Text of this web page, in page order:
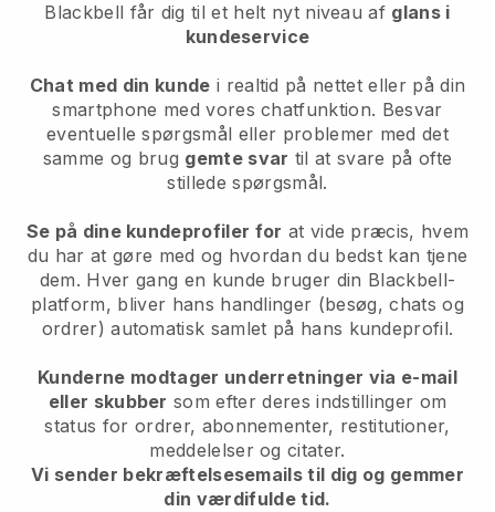
Blackbell får dig til et helt nyt niveau af glans i
kundeservice
Chat med din kunde i realtid på nettet eller på din
smartphone med vores chatfunktion. Besvar
eventuelle spørgsmål eller problemer med det
samme og brug gemte svar til at svare på ofte
stillede spørgsmål.
Se på dine kundeprofiler for at vide præcis, hvem
du har at gøre med og hvordan du bedst kan tjene
dem. Hver gang en kunde bruger din Blackbell-
platform, bliver hans handlinger (besøg, chats og
ordrer) automatisk samlet på hans kundeprofil.
Kunderne modtager underretninger via e-mail
eller skubber som efter deres indstillinger om
status for ordrer, abonnementer, restitutioner,
meddelelser og citater.
Vi sender bekræftelsesemails til dig og gemmer
din værdifulde tid.